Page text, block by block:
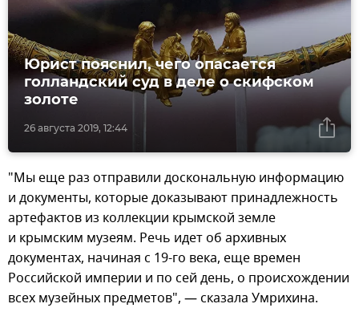
26 августа 2019, 12:44
Юрист пояснил, чего опасается
голландский суд в деле о скифском
золоте
"Мы еще раз отправили доскональную информацию
и документы, которые доказывают принадлежность
артефактов из коллекции крымской земле
и крымским музеям. Речь идет об архивных
документах, начиная с 19-го века, еще времен
Российской империи и по сей день, о происхождении
всех музейных предметов", — сказала Умрихина.